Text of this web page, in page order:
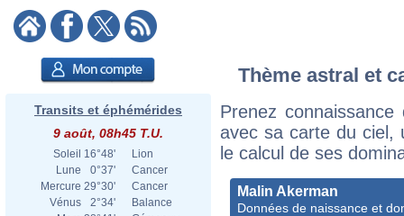
Transits et éphémérides
9 août, 08h45 T.U.
Soleil 16°48'
Lion
Lune
0°37'
Cancer
Mercure 29°30'
Cancer
Vénus
2°34'
Balance
Thème astral et
Prenez
avec sa carte du ciel,
le calcul de ses
Malin Akerman
Données de naissance et